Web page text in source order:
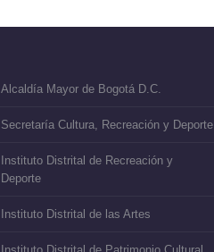
Alcaldía Mayor de Bogotá D.C.
Secretaría Cultura, Recreación y Deporte
Instituto Distrital de Recreación y
Deporte
Instituto Distrital de las Artes